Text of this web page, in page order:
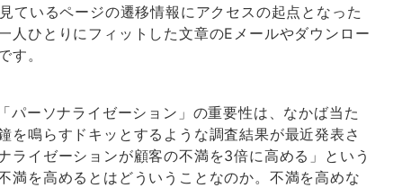
ているページの遷移情報にアクセスの起点となった
人ひとりにフィットした文章のEメールやダウンロー
す。
パーソナライゼーション」の重要性は、なかば当た
を鳴らすドキッとするような調査結果が最近発表さ
ライゼーションが顧客の不満を3倍に高める」という
満を高めるとはどういうことなのか。不満を高めな